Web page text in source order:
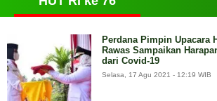
Perdana Pimpin Upacara
Rawas Sampaikan
dari Covid-19
Selasa, 17 Agu 2021 - 12:19 WIB